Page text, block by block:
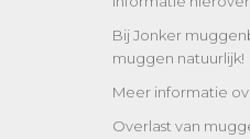
Bij Jonker
muggen natuurlijk!
Meer informatie
Overlast van